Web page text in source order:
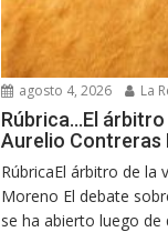
agosto 4, 2026 La
Rúbrica…El
Aurelio Contreras
RúbricaEl árbitro de la
Moreno El debate
se ha abierto luego de